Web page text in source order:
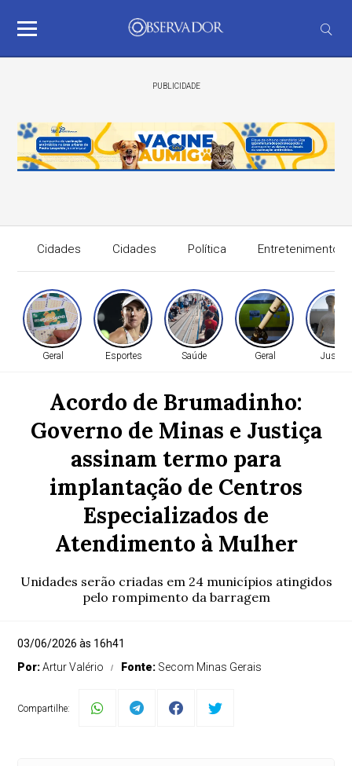
PUBLICIDADE
Cidades Cidades Política Entretenimento
Geral Esportes Saúde Geral Justiça
Acordo de Brumadinho:
Governo de Minas e Justiça
assinam termo para
implantação de Centros
Especializados de
Atendimento à Mulher
Unidades serão criadas em 24 municípios atingidos
pelo rompimento da barragem
03/06/2026 às 16h41
Por:Artur Valério Fonte: Secom Minas Gerais
Compartilhe: